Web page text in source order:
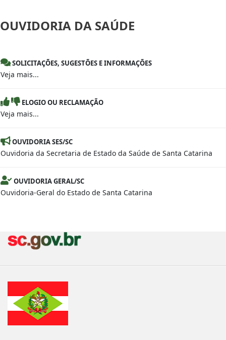
OUVIDORIA DA SAÚDE
SOLICITAÇÕES, SUGESTÕES E INFORMAÇÕES
Veja mais...
ELOGIO OU RECLAMAÇÃO
Veja mais...
OUVIDORIA SES/SC
Ouvidoria da Secretaria de Estado da Saúde de Santa Catarina
OUVIDORIA GERAL/SC
Ouvidoria-Geral do Estado de Santa Catarina